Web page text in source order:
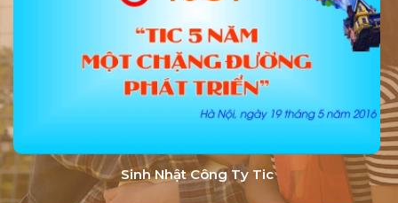
Sinh Nhật Công Ty Tic
Điều Kiện để được định Cư Tại Nhật
Bản đối Với Du Học Sinh